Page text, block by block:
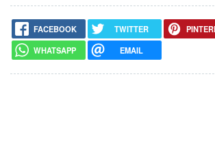
FACEBOOK TWITTER
WHATSAPP
EMAIL